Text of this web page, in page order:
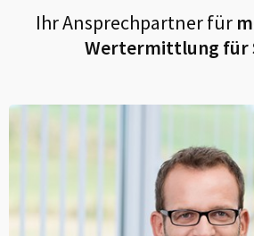
Ihr Ansprechpartner für
Wertermittlung für